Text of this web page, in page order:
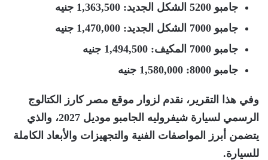
جامبو 5200 الشكل الجديد : 1,363,500
جنيه
جامبو 7000 الشكل الجديد
: 1,470,000
جنيه
جامبو 7000 المكيف
: 1,494,500
جنيه
جامبو 8000
: 1,580,000 جنيه
وفي هذا التقرير، نقدم لزوار موقع مصر كارز الكتالوج
الرسمي لسيارة شيفروليه الجامبو موديل 2027، والذي
يتضمن أبرز المواصفات الفنية والتجهيزات والأبعاد الكاملة
للسيارة.